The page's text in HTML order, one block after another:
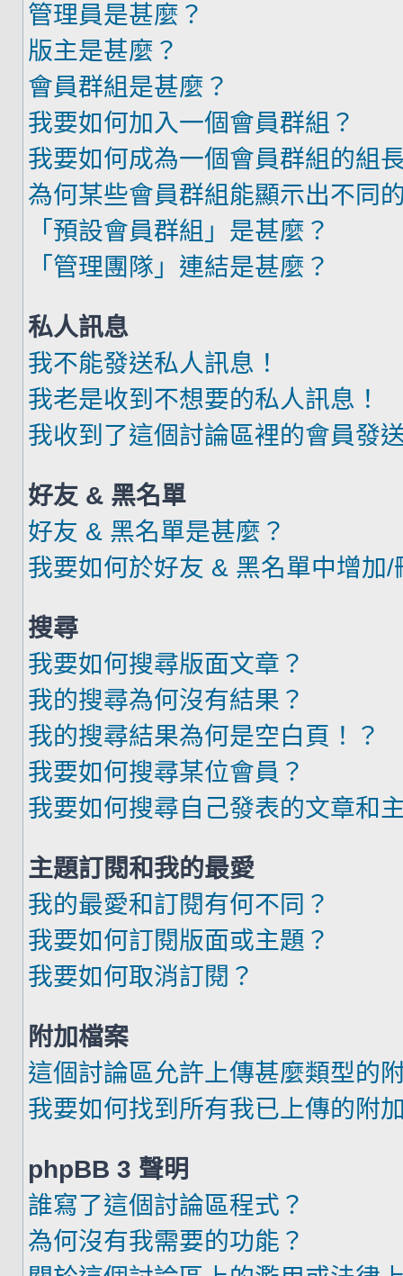
管理員是甚麼？
版主是甚麼？
會員群組是甚麼？
我要如何加入一個會員群組？
我要如何成為一個會員群組的組
為何某些會員群組能顯示出不同
「預設會員群組」是甚麼？
「管理團隊」連結是甚麼？
私人訊息
我不能發送私人訊息！
我老是收到不想要的私人訊息！
我收到了這個討論區裡的會員發
好友 & 黑名單
好友 & 黑名單是甚麼？
我要如何於好友 & 黑名單中增加/
搜尋
我要如何搜尋版面文章？
我的搜尋為何沒有結果？
我的搜尋結果為何是空白頁！？
我要如何搜尋某位會員？
我要如何搜尋自己發表的文章和
主題訂閱和我的最愛
我的最愛和訂閱有何不同？
我要如何訂閱版面或主題？
我要如何取消訂閱？
附加檔案
這個討論區允許上傳甚麼類型的
我要如何找到所有我已上傳的附
phpBB 3 聲明
誰寫了這個討論區程式？
為何沒有我需要的功能？